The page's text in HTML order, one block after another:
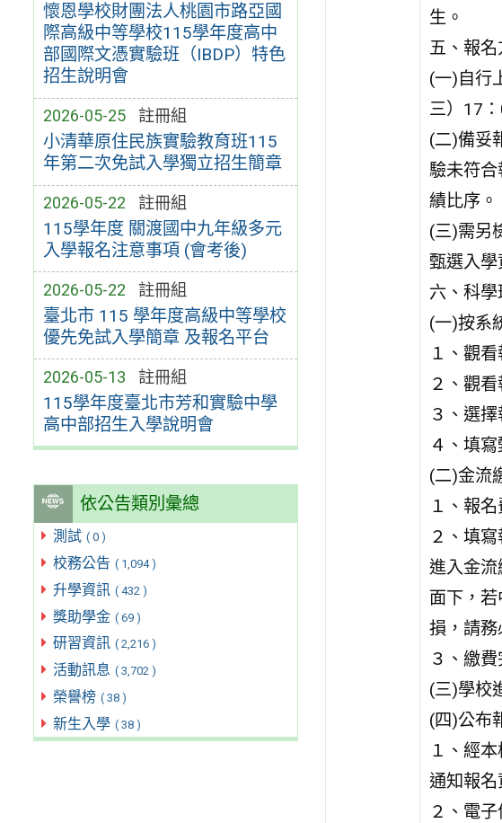
懷恩學校財團法人桃園市路亞國
際高級中等學校115學年度高中
部國際文憑實驗班（IBDP）特色
招生說明會
2026-05-25 註冊組
小清華原住民族實驗教育班115
年第二次免試入學獨立招生簡章
2026-05-22 註冊組
115學年度 關渡國中九年級多元
入學報名注意事項 (會考後)
2026-05-22 註冊組
臺北市 115 學年度高級中等學校
優先免試入學簡章 及報名平台
2026-05-13 註冊組
115學年度臺北市芳和實驗中學
高中部招生入學說明會
依公告類別彙總
測試 ( 0 )
校務公告 ( 1,094 )
升學資訊 ( 432 )
獎助學金 ( 69 )
研習資訊 ( 2,216 )
活動訊息 ( 3,702 )
榮譽榜 ( 38 )
新生入學 ( 38 )
生。
五、報名
(一)自行
三）17
(二)備妥
驗未符
績比序。
(三)需另
甄選入
六、科學
(一)按系
１、觀
２、觀
３、選擇
４、填
(二)金流
１、報
２、填
進入金
面下，
損，請務
３、繳
(三)學校
(四)公布
１、經
通知報名
２、電